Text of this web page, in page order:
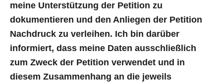
meine Unterstützung der Petition zu
dokumentieren und den Anliegen der Petition
Nachdruck zu verleihen. Ich bin darüber
informiert, dass meine Daten ausschließlich
zum Zweck der Petition verwendet und in
diesem Zusammenhang an die jeweils